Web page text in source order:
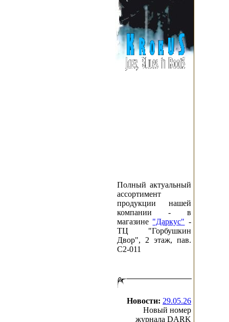
Полный актуальный
ассортимент
продукции нашей
компании - в
магазине "Даркус" -
ТЦ "Горбушкин
Двор", 2 этаж, пав.
C2-011
Новости: 29.05.26
Новый номер
журнала DARK